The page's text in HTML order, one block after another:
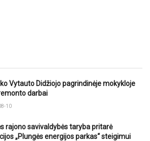
Vytauto Didžiojo pagrindinėje mokykloje
darbai
10
rajono savivaldybės taryba pritarė
„Plungės energijos parkas“ steigimui